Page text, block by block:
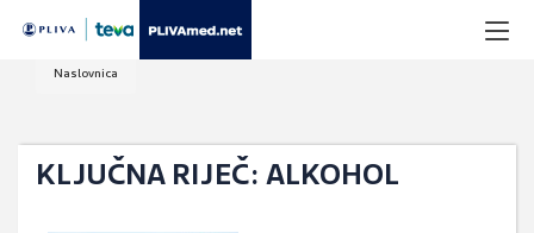
Naslovnica
KLJUČNA RIJEČ: ALKOHOL